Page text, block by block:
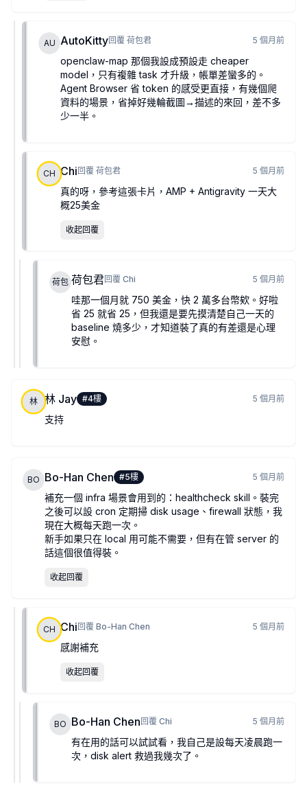
AU AutoKitty回覆 荷包君 5 個月前
openclaw-map 那個我設成預設走 cheaper
model，只有複雜 task 才升級，帳單差蠻多的。
Agent Browser 省 token 的感受更直接，有幾個爬
資料的場景，省掉好幾輪截圖→描述的來回，差不多
少一半。
CH Chi 回覆 荷包君 5 個月前
真的呀，參考這張卡片，AMP + Antigravity 一天大
概25美金
收起回覆
荷包 荷包君回覆 Chi 5 個月前
哇那一個月就 750 美金，快 2 萬多台幣欸。好啦
省 25 就省 25，但我還是要先摸清楚自己一天的
baseline 燒多少，才知道裝了真的有差還是心理
安慰。
林 林 Jay #4樓 5 個月前
支持
BO Bo-Han Chen #5樓 5 個月前
補充一個 infra 場景會用到的：healthcheck skill。裝完
之後可以設 cron 定期掃 disk usage、firewall 狀態，我
現在大概每天跑一次。
新手如果只在 local 用可能不需要，但有在管 server 的
話這個很值得裝。
收起回覆
CH Chi 回覆 Bo-Han Chen 5 個月前
感謝補充
收起回覆
BO Bo-Han Chen 回覆 Chi 5 個月前
有在用的話可以試試看，我自己是設每天凌晨跑一
次，disk alert 救過我幾次了。